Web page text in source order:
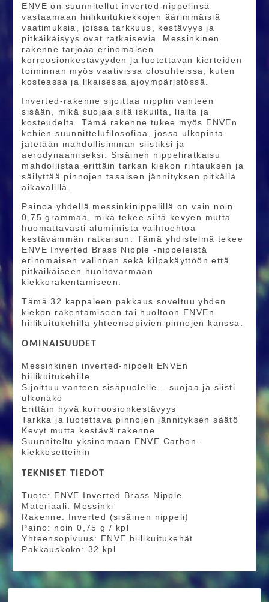
ENVE on suunnitellut inverted-nippelinsä
vastaamaan hiilikuitukiekkojen äärimmäisiä
vaatimuksia, joissa tarkkuus, kestävyys ja
pitkäikäisyys ovat ratkaisevia. Messinkinen
rakenne tarjoaa erinomaisen
korroosionkestävyyden ja luotettavan kierteiden
toiminnan myös vaativissa olosuhteissa, kuten
kosteassa ja likaisessa ajoympäristössä.
Inverted-rakenne sijoittaa nipplin vanteen
sisään, mikä suojaa sitä iskuilta, lialta ja
kosteudelta. Tämä rakenne tukee myös ENVEn
kehien suunnittelufilosofiaa, jossa ulkopinta
jätetään mahdollisimman siistiksi ja
aerodynaamiseksi. Sisäinen nippeliratkaisu
mahdollistaa erittäin tarkan kiekon rihtauksen ja
säilyttää pinnojen tasaisen jännityksen pitkällä
aikavälillä.
Painoa yhdellä messinkinippelillä on vain noin
0,75 grammaa, mikä tekee siitä kevyen mutta
huomattavasti alumiinista vaihtoehtoa
kestävämmän ratkaisun. Tämä yhdistelmä tekee
ENVE Inverted Brass Nipple -nippeleistä
erinomaisen valinnan sekä kilpakäyttöön että
pitkäikäiseen huoltovarmaan
kiekkorakentamiseen.
Tämä 32 kappaleen pakkaus soveltuu yhden
kiekon rakentamiseen tai huoltoon ENVEn
hiilikuitukehillä yhteensopivien pinnojen kanssa.
OMINAISUUDET
Messinkinen inverted-nippeli ENVEn
hiilikuitukehille
Sijoittuu vanteen sisäpuolelle – suojaa ja siisti
ulkonäkö
Erittäin hyvä korroosionkestävyys
Tarkka ja luotettava pinnojen jännityksen säätö
Kevyt mutta kestävä rakenne
Suunniteltu yksinomaan ENVE Carbon -
kiekkosetteihin
TEKNISET TIEDOT
Tuote: ENVE Inverted Brass Nipple
Materiaali: Messinki
Rakenne: Inverted (sisäinen nippeli)
Paino: noin 0,75 g / kpl
Yhteensopivuus: ENVE hiilikuitukehät
Pakkauskoko: 32 kpl